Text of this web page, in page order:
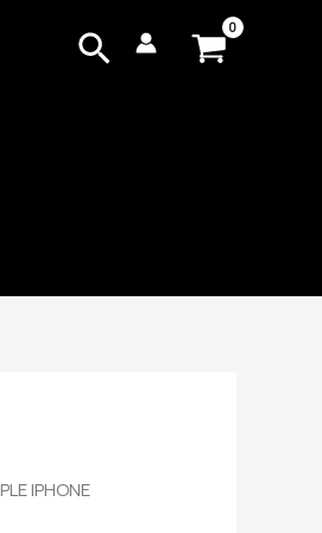
Cerca
IPHONE